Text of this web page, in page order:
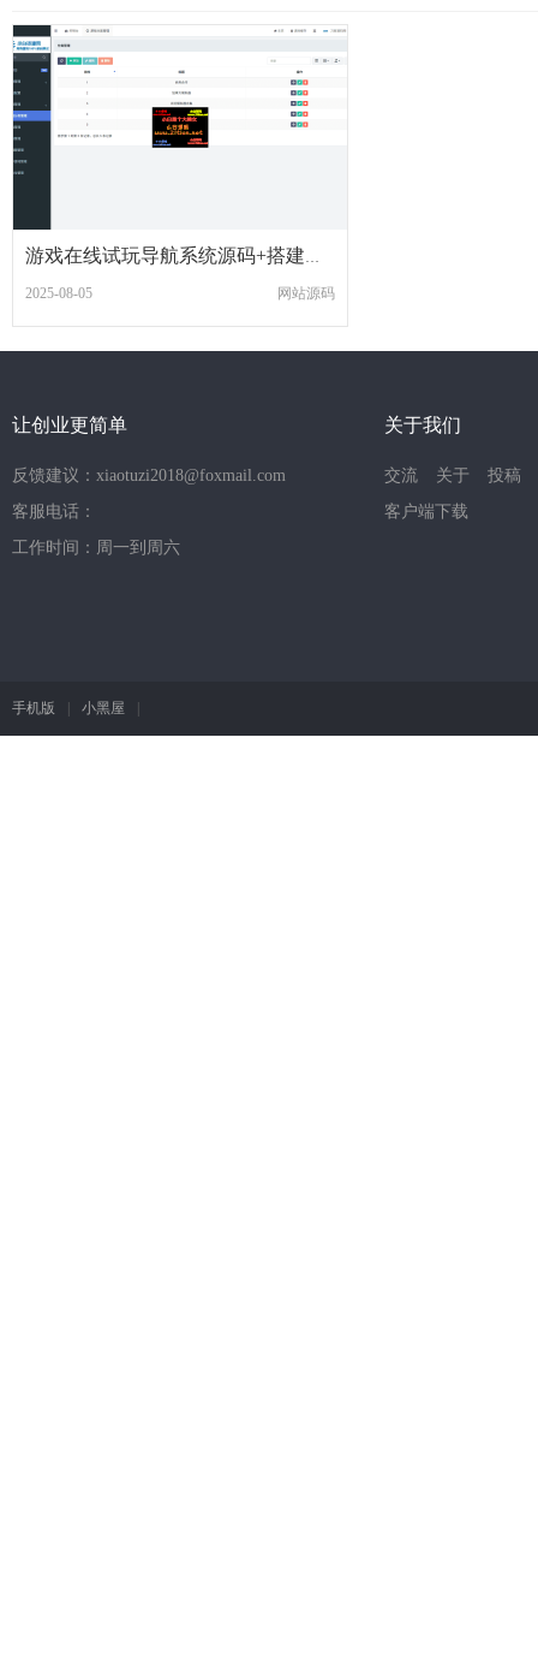
2025-08-05 网站源码
让创业更简单
反馈建议：xiaotuzi2018@foxmail.com
客服电话：
工作时间：周一到周六
关于我们
交流 关于
投稿
客户端下载
手机版 | 小黑屋 |